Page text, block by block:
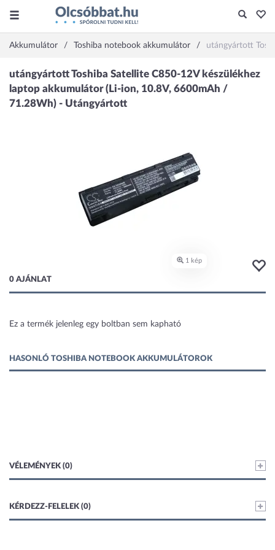
Akkumulátor Toshiba notebook akkumulátor utángyártott
0 AJÁNLAT
Ez a termék jelenleg egy boltban sem kapható
HASONLÓ TOSHIBA NOTEBOOK AKKUMULÁTOROK
VÉLEMÉNYEK (0)
KÉRDEZZ-FELELEK (0)